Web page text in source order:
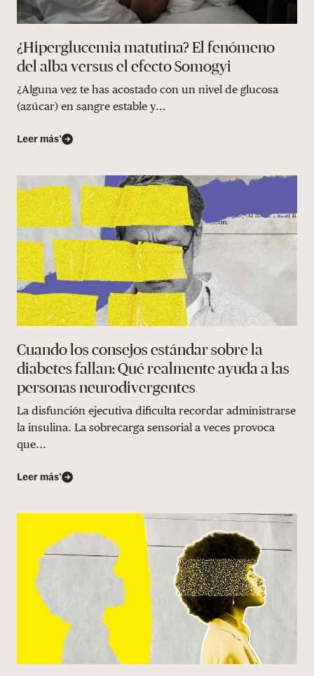
¿Hiperglucemia matutina? El fenómeno
del alba versus el efecto Somogyi
¿Alguna vez te has acostado con un nivel de glucosa
(azúcar) en sangre estable y...
Leer más’
Cuando los consejos estándar sobre la
diabetes fallan: Qué realmente ayuda a las
personas neurodivergentes
La disfunción ejecutiva dificulta recordar administrarse
la insulina. La sobrecarga sensorial a veces provoca
que...
Leer más’